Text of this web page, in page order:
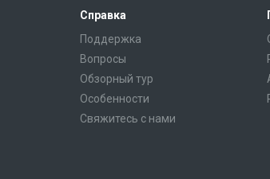
Справка
Поддержка
Вопросы
Обзорный тур
Особенности
Свяжитесь с нами